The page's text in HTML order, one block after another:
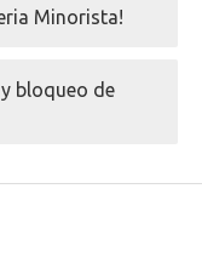
Minorista!
bloqueo de